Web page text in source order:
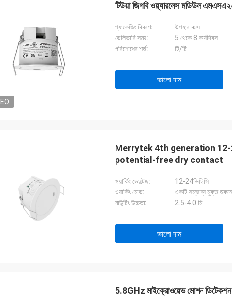
টিউয়া জিগবি ওয়্যারলেস মডিউল
প্যাকেজিং বিবরণ:
উপহার বাক্স
ডেলিভারি সময়:
5 থেকে 8 কার্যদিবস
পরিশোধের শর্ত:
টি/টি
ভালো দাম
Merrytek 4th generation
potential-free dry contact
ওয়ার্কিং ভোল্টেজ:
12-24ভিডিসি
ওয়ার্কিং মোড:
একটি সম্ভাব্য মুক্ত
মাউন্টিং উচ্চতা:
2.5-4.0 মি
ভালো দাম
5.8GHz মাইক্রোওয়েভ মোশন ডিটেকশন